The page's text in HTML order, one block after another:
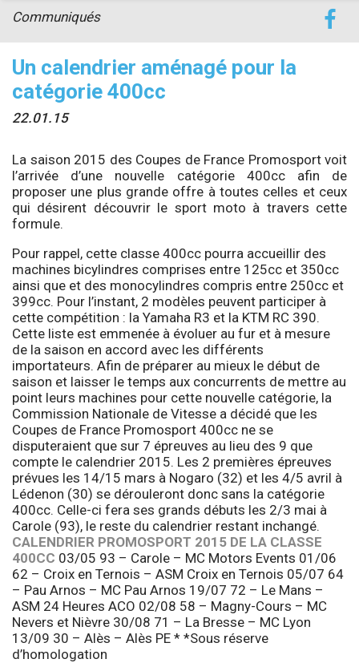
Un calendrier aménagé pour la
catégorie 400cc
22.01.15
Communiqués
La saison 2015 des Coupes de France Promosport voit
l’arrivée d’une nouvelle catégorie 400cc afin de
proposer une plus grande offre à toutes celles et ceux
qui désirent découvrir le sport moto à travers cette
formule.
Pour rappel, cette classe 400cc pourra accueillir des
machines bicylindres comprises entre 125cc et 350cc
ainsi que et des monocylindres compris entre 250cc et
399cc. Pour l’instant, 2 modèles peuvent participer à
cette compétition : la Yamaha R3 et la KTM RC 390.
Cette liste est emmenée à évoluer au fur et à mesure
de la saison en accord avec les différents
importateurs. Afin de préparer au mieux le début de
saison et laisser le temps aux concurrents de mettre au
point leurs machines pour cette nouvelle catégorie, la
Commission Nationale de Vitesse a décidé que les
Coupes de France Promosport 400cc ne se
disputeraient que sur 7 épreuves au lieu des 9 que
compte le calendrier 2015. Les 2 premières épreuves
prévues les 14/15 mars à Nogaro (32) et les 4/5 avril à
Lédenon (30) se dérouleront donc sans la catégorie
400cc. Celle-ci fera ses grands débuts les 2/3 mai à
Carole (93), le reste du calendrier restant inchangé.
CALENDRIER PROMOSPORT 2015 DE LA CLASSE
400CC 03/05 93 – Carole – MC Motors Events 01/06
62 – Croix en Ternois – ASM Croix en Ternois 05/07 64
– Pau Arnos – MC Pau Arnos 19/07 72 – Le Mans –
ASM 24 Heures ACO 02/08 58 – Magny-Cours – MC
Nevers et Nièvre 30/08 71 – La Bresse – MC Lyon
13/09 30 – Alès – Alès PE * *Sous réserve
d’homologation